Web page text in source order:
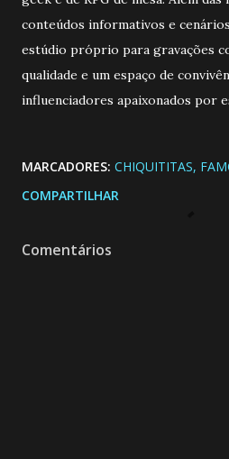
conteúdos informativos e
estúdio próprio para gravações
qualidade e um espaço de
influenciadores apaixonados por
MARCADORES: CHIQUITITAS
COMPARTILHAR
Comentários